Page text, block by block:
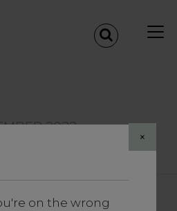
×
on the wrong
2022